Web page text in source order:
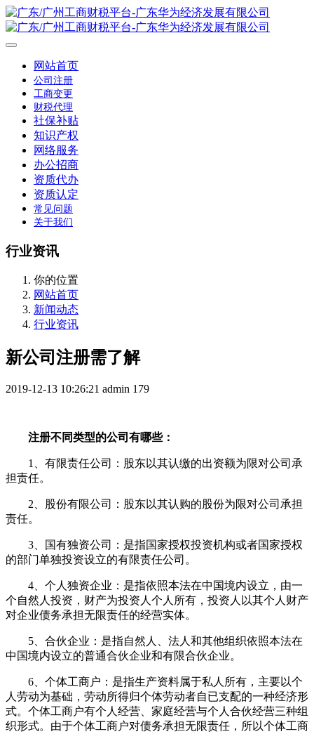
网站首页
公司注册
工商变更
财税代理
社保补贴
知识产权
网络服务
办公招商
资质代办
资质认定
常见问题
关于我们
行业资讯
你的位置
网站首页
新闻动态
行业资讯
新公司注册需了解
2019-12-13 10:26:21 admin 179
注册不同类型的公司有哪些：
1、有限责任公司：股东以其认缴的出资额为限对公司承
担责任。
2、股份有限公司：股东以其认购的股份为限对公司承担
责任。
3、国有独资公司：是指国家授权投资机构或者国家授权
的部门单独投资设立的有限责任公司。
4、个人独资企业：是指依照本法在中国境内设立，由一
个自然人投资，财产为投资人个人所有，投资人以其个人财产
对企业债务承担无限责任的经营实体。
5、合伙企业：是指自然人、法人和其他组织依照本法在
中国境内设立的普通合伙企业和有限合伙企业。
6、个体工商户：是指生产资料属于私人所有，主要以个
人劳动为基础，劳动所得归个体劳动者自已支配的一种经济形
式。个体工商户有个人经营、家庭经营与个人合伙经营三种组
织形式。由于个体工商户对债务承担无限责任，所以个体工商